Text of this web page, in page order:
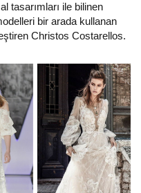
tasarımları ile bilinen
bir arada kullanan
Christos Costarellos.